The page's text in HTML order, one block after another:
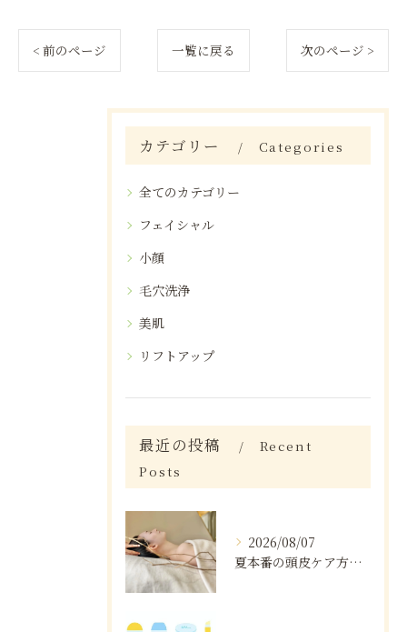
< 前のページ 一覧に戻る 次のページ >
カテゴリー Categories
全てのカテゴリー
フェイシャル
小顔
毛穴洗浄
美肌
リフトアップ
最近の投稿
Recent
Posts
2026/08/07
夏本番の頭皮ケア方法と注意点